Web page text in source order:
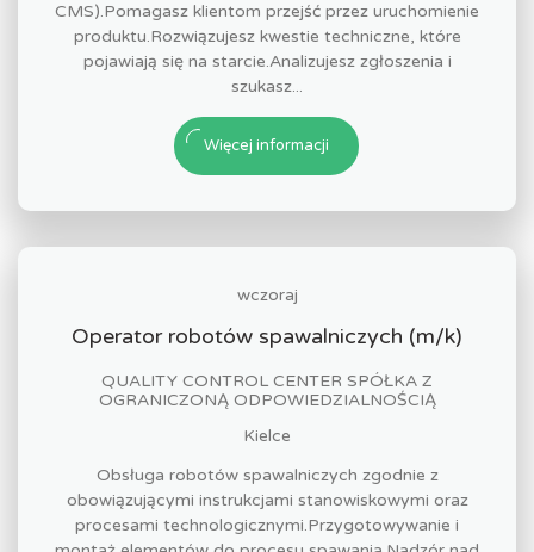
CMS).Pomagasz klientom przejść przez uruchomienie
produktu.Rozwiązujesz kwestie techniczne, które
pojawiają się na starcie.Analizujesz zgłoszenia i
szukasz...
Więcej informacji
wczoraj
Operator robotów spawalniczych (m/k)
QUALITY CONTROL CENTER SPÓŁKA Z
OGRANICZONĄ ODPOWIEDZIALNOŚCIĄ
Kielce
Obsługa robotów spawalniczych zgodnie z
obowiązującymi instrukcjami stanowiskowymi oraz
procesami technologicznymi.Przygotowywanie i